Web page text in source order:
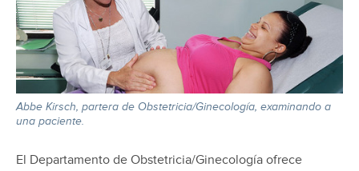
Abbe Kirsch, partera de Obstetricia/Ginecología, examinando a
una paciente.
El Departamento de Obstetricia/Ginecología ofrece